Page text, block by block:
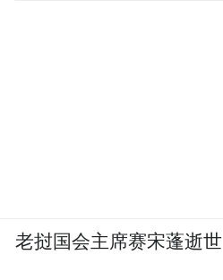
老挝国会主席赛宋蓬逝世